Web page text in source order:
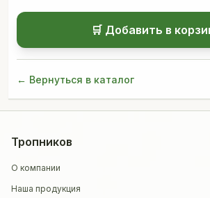
🛒 Добавить в
← Вернуться в каталог
Тропников
О компании
Наша продукция